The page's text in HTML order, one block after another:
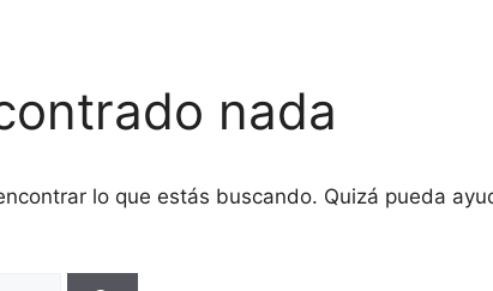
nada
lo que estás buscando. Quizá pueda